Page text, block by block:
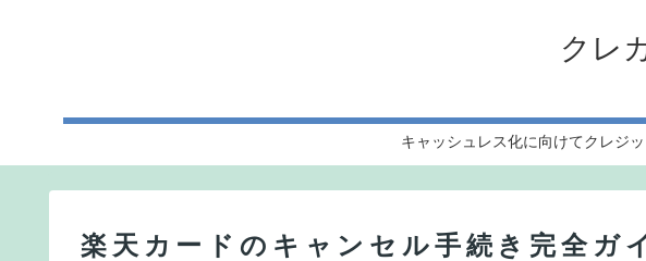
クレ
キャッシュレス化に向けてクレジ
楽天カードのキャンセル手続き完全ガ